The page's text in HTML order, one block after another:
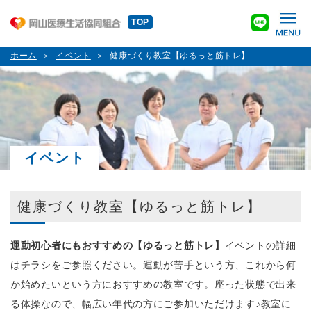
TOP
ホーム イベント 健康づくり教室【ゆるっと筋トレ】
イベント
健康づくり教室【ゆるっと筋トレ】
運動初心者にもおすすめの【ゆるっと筋トレ】 イベントの詳細
はチラシをご参照ください。運動が苦手という方、これから何
か始めたいという方におすすめの教室です。座った状態で出来
る体操なので、幅広い年代の方にご参加いただけます♪教室に